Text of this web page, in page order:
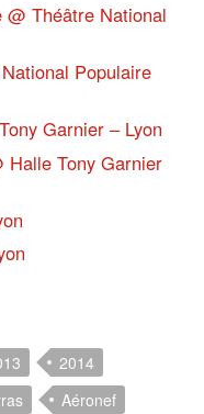
Théâtre National
Populaire
Garnier – Lyon
Halle Tony Garnier
2014
Aéronef